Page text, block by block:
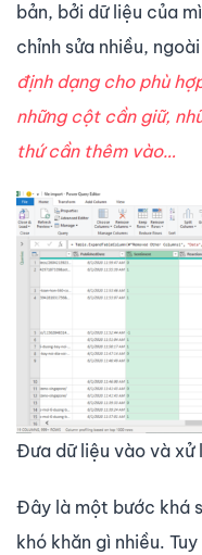
bản, bởi dữ liệu của
chỉnh sửa nhiều,
định dạng cho phù
những cột cần giữ,
thứ cần thêm vào…
Đưa dữ liệu vào và xử
Đây là một bước khá
khó khăn gì nhiều.